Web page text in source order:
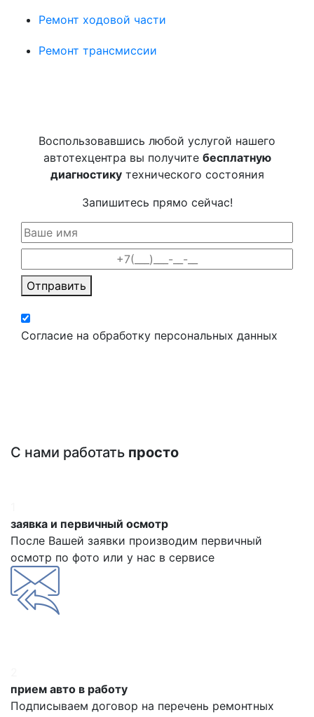
Ремонт ходовой части
Ремонт трансмиссии
Воспользовавшись любой услугой нашего
автотехцентра вы получите бесплатную
диагностикутехнического состояния
Запишитесь прямо сейчас!
Отправить
Согласие на обработку персональных данных
С нами работать просто
заявка и первичный осмотр
После Вашей заявки производим первичный
осмотр по фото или у нас в сервисе
прием авто в работу
Подписываем договор на перечень ремонтных